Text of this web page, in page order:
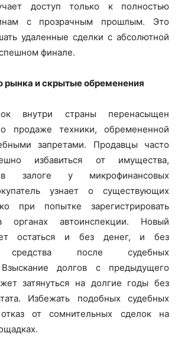
доступ только к полностью
с прозрачным прошлым. Это
удаленные сделки с абсолютной
финале.
рынка и скрытые обременения
внутри страны перенасыщен
продаже техники, обремененной
запретами. Продавцы часто
избавиться от имущества,
в залоге у микрофинансовых
узнает о существующих
при попытке зарегистрировать
органах автоинспекции. Новый
остаться и без денег, и без
средства после судебных
Взыскание долгов с предыдущего
затянуться на долгие годы без
Избежать подобных судебных
от сомнительных сделок на